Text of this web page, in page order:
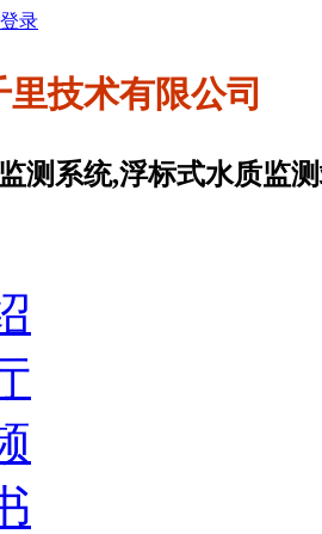
登录
技术有限公司
测系统,浮标式水质监